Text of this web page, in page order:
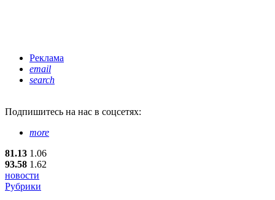
Реклама
email
search
Подпишитесь на нас в соцсетях:
more
81.13 1.06
93.58 1.62
новости
Рубрики